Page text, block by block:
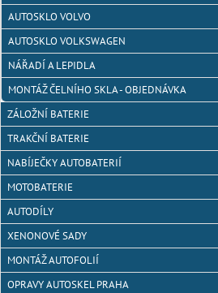
AUTOSKLO VOLVO
AUTOSKLO VOLKSWAGEN
NÁŘADÍ A LEPIDLA
MONTÁŽ ČELNÍHO SKLA - OBJEDNÁVKA
ZÁLOŽNÍ BATERIE
TRAKČNÍ BATERIE
NABÍJEČKY AUTOBATERIÍ
MOTOBATERIE
AUTODÍLY
XENONOVÉ SADY
MONTÁŽ AUTOFOLIÍ
OPRAVY AUTOSKEL PRAHA